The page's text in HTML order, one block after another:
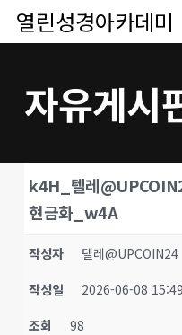
Skip열린성경아카데미
자유게시
k4H_텔레
현금화_w4A
작성자
텔레@UPCOIN24
작성일
2026-06-08 15:49
조회
98